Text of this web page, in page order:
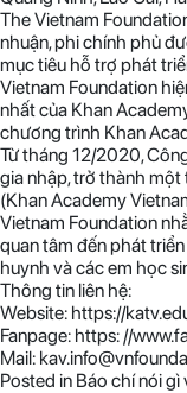
The Vietnam
nhuận, phi chính phủ
mục tiêu hỗ trợ phát
Vietnam Foundation
nhất của Khan
chương trình Khan
Từ tháng 12/2020,
gia nhập, trở thành một
(Khan Academy
Vietnam Foundation
quan tâm đến phát
huynh và các em học
Thông tin liên hệ:
Website: https://
Fanpage: https: //
Mail:
Posted in Báo chí nói gì